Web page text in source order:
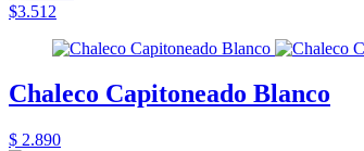
$3.512
Chaleco Capitoneado Blanco
$ 2.890